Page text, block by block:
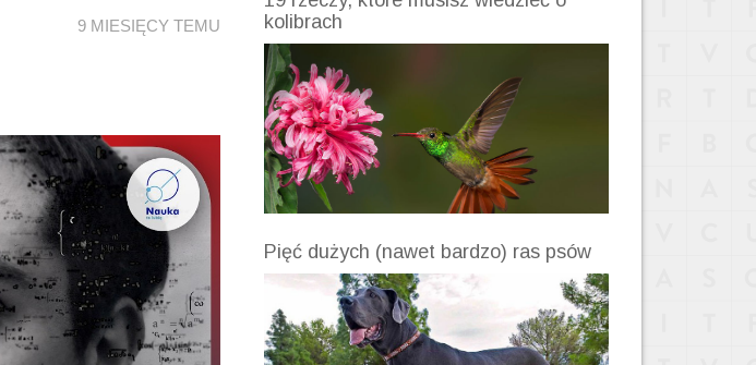
9 MIESIĘCY TEMU
kolibrach
Pięć dużych (nawet bardzo) ras psów